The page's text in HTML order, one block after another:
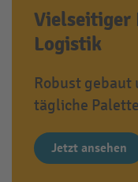
Vielseitiger
Logistik
Robust
tägliche
Jetzt ansehen